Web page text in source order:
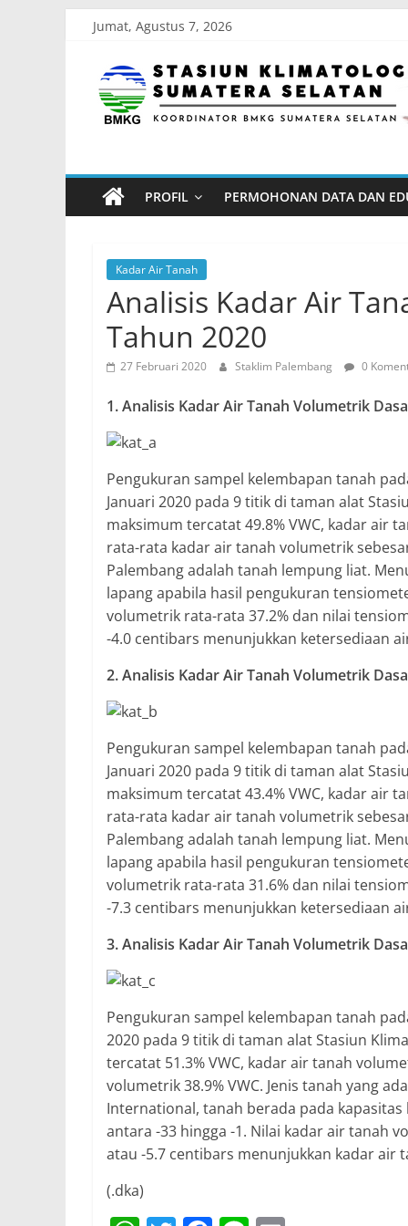
content
Jumat, Agustus 7, 2026
Stasiun
Klimatologi
Sumatera
Selatan
Koordinator
BMKG
Sumatera
Selatan
PROFIL PERMOHONAN DATA DAN
Kadar Air Tanah
Analisis Kadar Air
Tahun 2020
27 Februari 2020 Staklim Palembang 0
1. Analisis Kadar Air Tanah Volumetrik
Pengukuran sampel kelembapan tanah
Januari 2020 pada 9 titik di taman alat
maksimum tercatat 49.8% VWC, kadar air
rata-rata kadar air tanah volumetrik
Palembang adalah tanah lempung liat.
lapang apabila hasil pengukuran
volumetrik rata-rata 37.2% dan nilai
-4.0 centibars menunjukkan ketersediaan
2. Analisis Kadar Air Tanah Volumetrik
Pengukuran sampel kelembapan tanah
Januari 2020 pada 9 titik di taman alat
maksimum tercatat 43.4% VWC, kadar air
rata-rata kadar air tanah volumetrik
Palembang adalah tanah lempung liat.
lapang apabila hasil pengukuran
volumetrik rata-rata 31.6% dan nilai
-7.3 centibars menunjukkan ketersediaan
3. Analisis Kadar Air Tanah Volumetrik
Pengukuran sampel kelembapan tanah
2020 pada 9 titik di taman alat Stasiun
tercatat 51.3% VWC, kadar air tanah
volumetrik 38.9% VWC. Jenis tanah yang
International, tanah berada pada
antara -33 hingga -1. Nilai kadar air tanah
atau -5.7 centibars menunjukkan kadar air
(.dka)